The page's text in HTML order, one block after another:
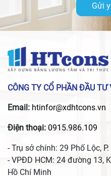
Gửi
CÔNG TY CỔ PHẦN ĐẦU
Email: htinfor@xdhtcons.vn
Điện thoại: 0915.986.109
- Trụ sở chính: 29 Phố Lộc,
- VPĐD HCM: 24 đường 13,
Hồ Chí Minh